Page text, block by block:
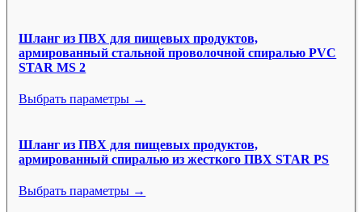
Шланг из ПВХ для пищевых продуктов,
армированный стальной проволочной спиралью PVC
STAR MS 2
Выбрать параметры →
Шланг из ПВХ для пищевых продуктов,
армированный спиралью из жесткого ПВХ STAR PS
Выбрать параметры →